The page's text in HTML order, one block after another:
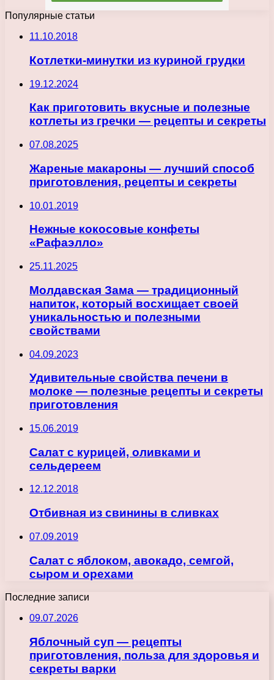
Популярные статьи
11.10.2018
Котлетки-минутки из куриной грудки
19.12.2024
Как приготовить вкусные и полезные
котлеты из гречки — рецепты и секреты
07.08.2025
Жареные макароны — лучший способ
приготовления, рецепты и секреты
10.01.2019
Нежные кокосовые конфеты
«Рафаэлло»
25.11.2025
Молдавская Зама — традиционный
напиток, который восхищает своей
уникальностью и полезными
свойствами
04.09.2023
Удивительные свойства печени в
молоке — полезные рецепты и секреты
приготовления
15.06.2019
Салат с курицей, оливками и
сельдереем
12.12.2018
Отбивная из свинины в сливках
07.09.2019
Салат с яблоком, авокадо, семгой,
сыром и орехами
Последние записи
09.07.2026
Яблочный суп — рецепты
приготовления, польза для здоровья и
секреты варки